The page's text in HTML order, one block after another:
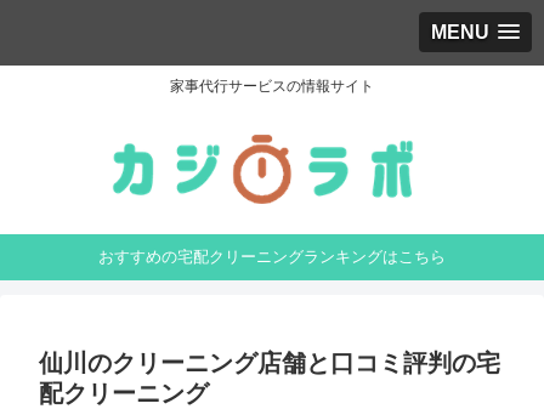
MENU
家事代行サービスの情報サイト
おすすめの宅配クリーニングランキングはこちら
仙川のクリーニング店舗と口コミ評判の宅
配クリーニング